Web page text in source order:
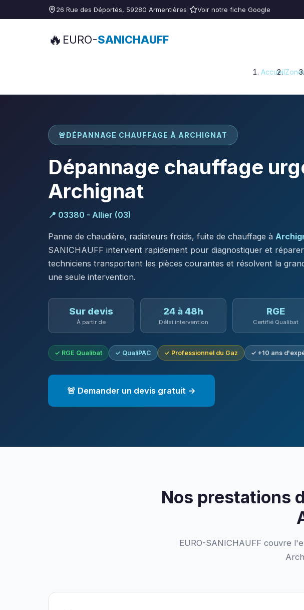
26 Rue des Déportés, 59280 Armentières Voir notre fiche Google
🔥 EURO-SANICHAUFF
Accueil
🚨DÉPANNAGE CHAUFFAGE À ARCHIGNAT
Dépannage chauffage
Archignat
📍 03380 - Allier (03)
Panne de chaudière, radiateurs froids, fuite de chauffage à
SANICHAUFF intervient rapidement pour diagnostiquer et
techniciens transportent les pièces courantes et résolvent la
une seule intervention.
Sur devis
À partir de
24 à 48h
Délai intervention
RGE
Certifié Qualibat
✓ RGE Qualibat ✓ QualiPAC ✓ Professionnel du Gaz ✓ +10 ans
🚨 Demander un devis gratuit →
Nos prestations
EURO-SANICHAUFF couvre